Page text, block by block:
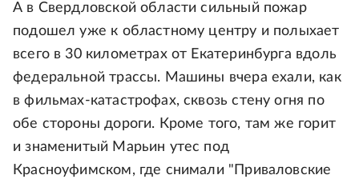
А в Свердловской области сильный пожар
подошел уже к областному центру и полыхает
всего в 30 километрах от Екатеринбурга вдоль
федеральной трассы. Машины вчера ехали, как
в фильмах-катастрофах, сквозь стену огня по
обе стороны дороги. Кроме того, там же горит
и знаменитый Марьин утес под
Красноуфимском, где снимали "Приваловские